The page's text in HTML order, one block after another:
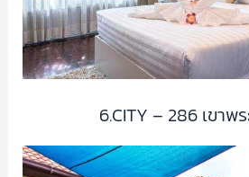
6.CITY – 286 เขาพ